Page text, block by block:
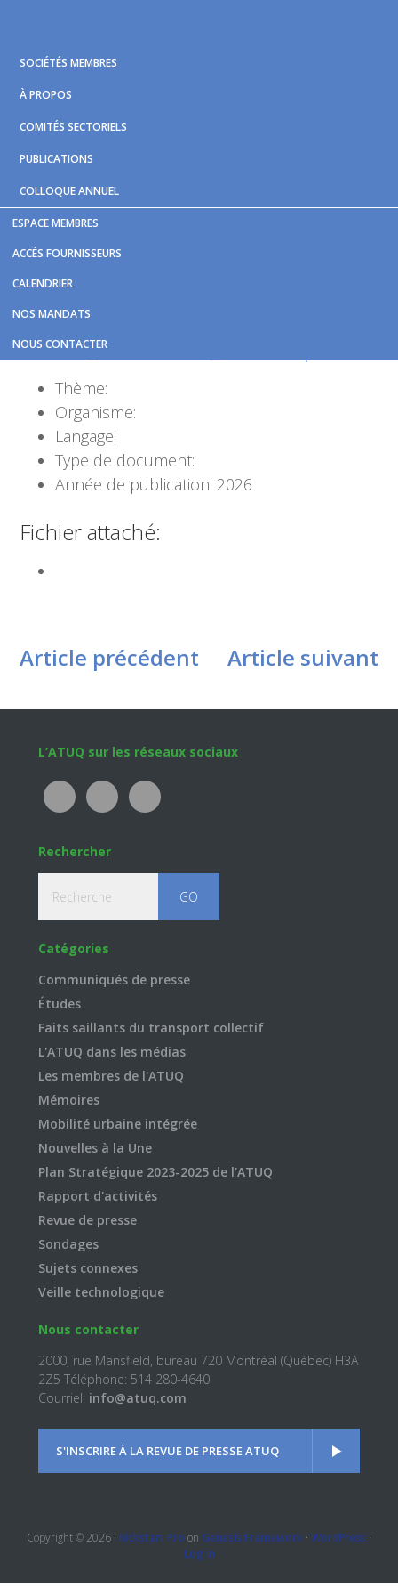
primary
navigation
main
content
footer
ESPACE MEMBRES
ACCÈS FOURNISSEURS
CALENDRIER
NOS MANDATS
NOUS CONTACTER
SOCIÉTÉS MEMBRES
À PROPOS
COMITÉS SECTORIELS
PUBLICATIONS
COLLOQUE ANNUEL
Vous êtes ici :Accueil
12-16_vehicules_lourds.pdf
Thème:
Organisme:
Langage:
Type de document:
Année de publication: 2026
Fichier attaché:
Article précédent Article suivant
Footer
L’ATUQ sur les réseaux sociaux
Rechercher
Catégories
Communiqués de presse
Études
Faits saillants du transport collectif
L'ATUQ dans les médias
Les membres de l'ATUQ
Mémoires
Mobilité urbaine intégrée
Nouvelles à la Une
Plan Stratégique 2023-2025 de l'ATUQ
Rapport d'activités
Revue de presse
Sondages
Sujets connexes
Veille technologique
Nous contacter
2000, rue Mansfield, bureau 720 Montréal (Québec) H3A
2Z5 Téléphone: 514 280-4640
Courriel: info@atuq.com
S'INSCRIRE À LA REVUE DE PRESSE ATUQ
Copyright © 2026 · Kickstart Pro on Genesis Framework · WordPress ·
Log in